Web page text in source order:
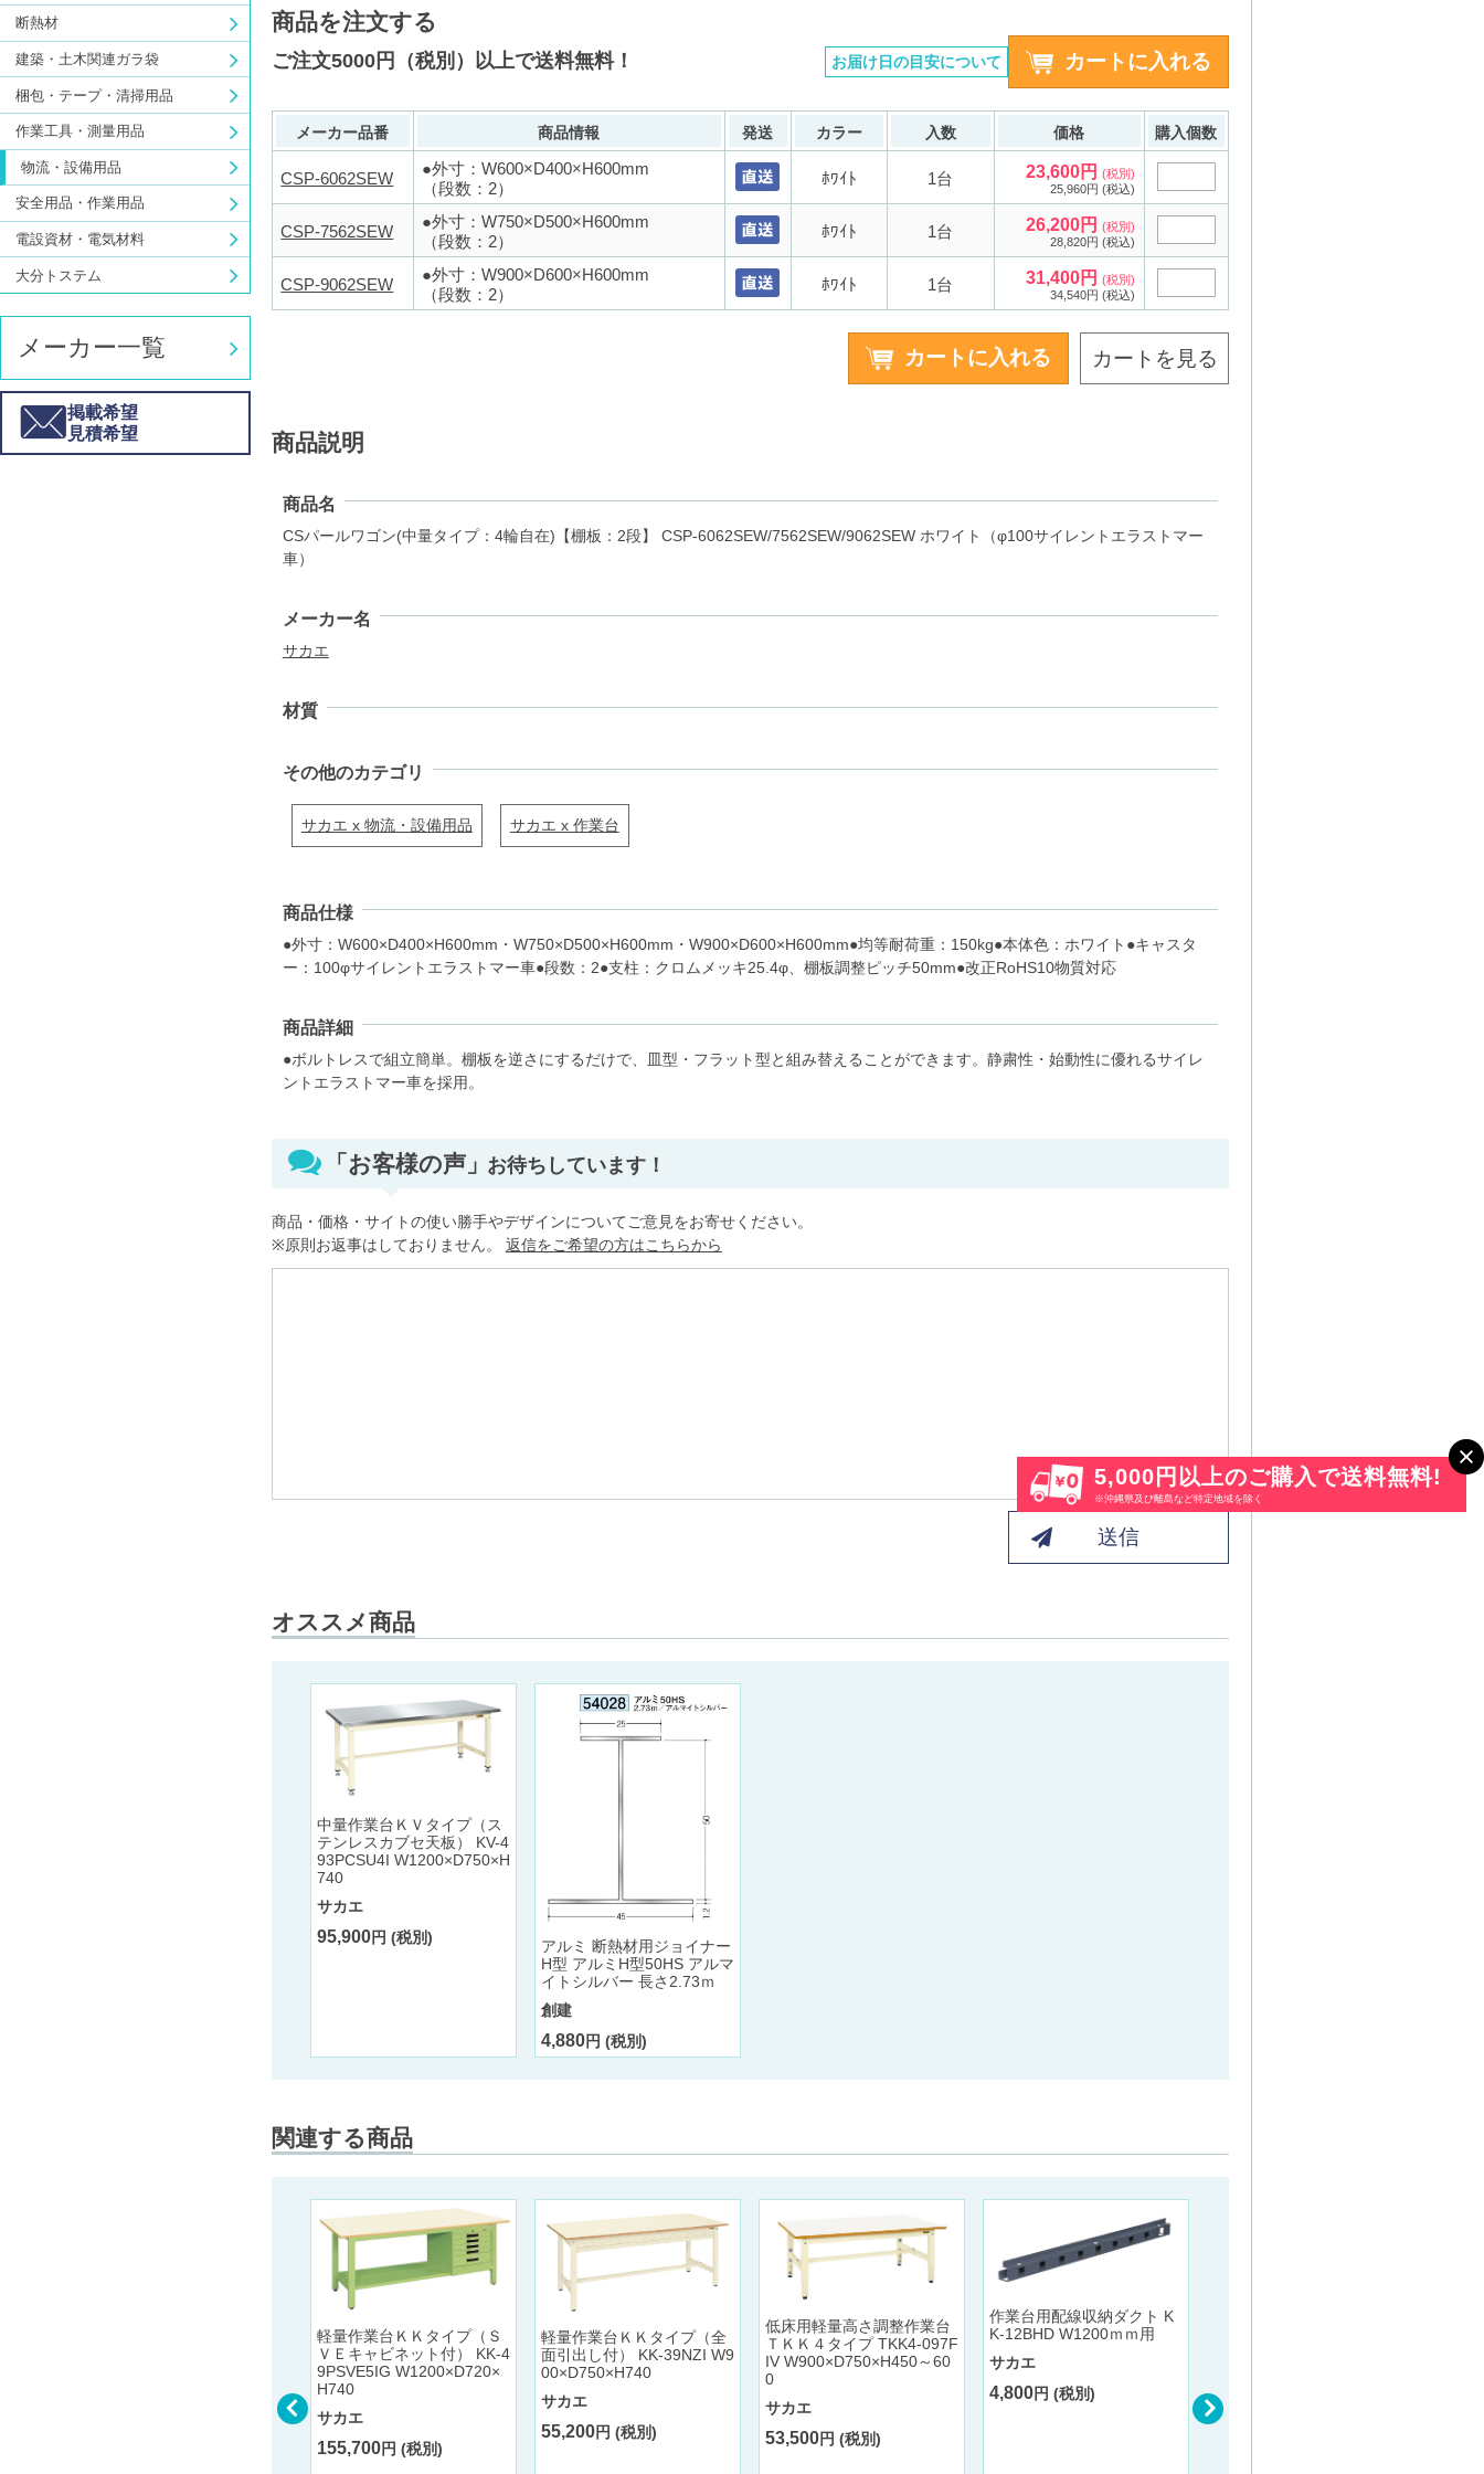
断熱材
建築・土木関連ガラ袋
梱包・テープ・清掃用品
作業工具・測量用品
物流・設備用品
安全用品・作業用品
電設資材・電気材料
大分トステム
メーカー一覧
掲載希望
見積希望
商品を注文する
ご注文5000円（税別）以上で送料無料！ お届け日の目安について
メーカー品番 商品情報 発送 カラー 入数 価格 購入個数
CSP-6062SEW
●外寸：W600×D400×H600mm
（段数：2）
ﾎﾜｲﾄ 1台 23,600円(税別)
25,960円 (税込)
CSP-7562SEW
●外寸：W750×D500×H600mm
（段数：2）
ﾎﾜｲﾄ 1台 26,200円(税別)
28,820円 (税込)
CSP-9062SEW
●外寸：W900×D600×H600mm
（段数：2）
ﾎﾜｲﾄ 1台 31,400円(税別)
34,540円 (税込)
カートを見る
商品説明
商品名
CSパールワゴン(中量タイプ：4輪自在)【棚板：2段】 CSP-6062SEW/7562SEW/9062SEW ホワイト（φ100サイレントエラストマー
車）
メーカー名
サカエ
材質
その他のカテゴリ
サカエ x 物流・設備用品 サカエ x 作業台
商品仕様
●外寸：W600×D400×H600mm・W750×D500×H600mm・W900×D600×H600mm●均等耐荷重：150kg●本体色：ホワイト●キャスタ
ー：100φサイレントエラストマー車●段数：2●支柱：クロムメッキ25.4φ、棚板調整ピッチ50mm●改正RoHS10物質対応
商品詳細
●ボルトレスで組立簡単。棚板を逆さにするだけで、皿型・フラット型と組み替えることができます。静粛性・始動性に優れるサイレ
ントエラストマー車を採用。
「お客様の声」お待ちしています！
商品・価格・サイトの使い勝手やデザインについてご意見をお寄せください。
※原則お返事はしておりません。 返信をご希望の方はこちらから
送信
オススメ商品
中量作業台ＫＶタイプ（ス
テンレスカブセ天板） KV-4
93PCSU4I W1200×D750×H
740
サカエ
95,900円 (税別)
アルミ 断熱材用ジョイナー
H型 アルミH型50HS アルマ
イトシルバー 長さ2.73ｍ
創建
4,880円 (税別)
関連する商品
軽量作業台ＫＫタイプ（Ｓ
ＶＥキャビネット付） KK-4
9PSVE5IG W1200×D720×
H740
サカエ
155,700円 (税別)
軽量作業台ＫＫタイプ（全
面引出し付） KK-39NZI W9
00×D750×H740
サカエ
55,200円 (税別)
低床用軽量高さ調整作業台
ＴＫＫ４タイプ TKK4-097F
IV W900×D750×H450～60
0
サカエ
53,500円 (税別)
作業台用配線収納ダクト K
K-12BHD W1200ｍｍ用
サカエ
4,800円 (税別)
ツーリングワゴン W1030 4
段タイプ（ホルダー：UT-4
5,000円以上のご購入で送料無料!
※沖縄県及び離島など特定地域を除く